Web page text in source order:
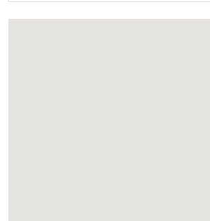
po osobi 609